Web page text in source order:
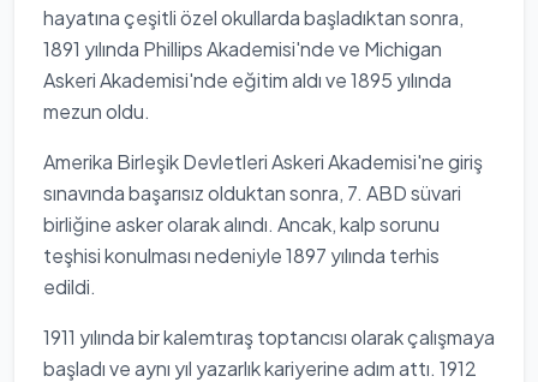
hayatına çeşitli özel okullarda başladıktan sonra,
1891 yılında Phillips Akademisi'nde ve Michigan
Askeri Akademisi'nde eğitim aldı ve 1895 yılında
mezun oldu.
Amerika Birleşik Devletleri Askeri Akademisi'ne giriş
sınavında başarısız olduktan sonra, 7. ABD süvari
birliğine asker olarak alındı. Ancak, kalp sorunu
teşhisi konulması nedeniyle 1897 yılında terhis
edildi.
1911 yılında bir kalemtıraş toptancısı olarak çalışmaya
başladı ve aynı yıl yazarlık kariyerine adım attı. 1912